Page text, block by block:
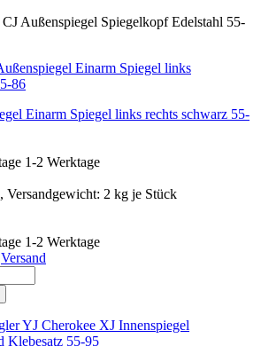
Einarm Spiegel links rechts schwarz 55-
1-2 Werktage
Versandgewicht: 2 kg je Stück
1-2 Werktage
Versand